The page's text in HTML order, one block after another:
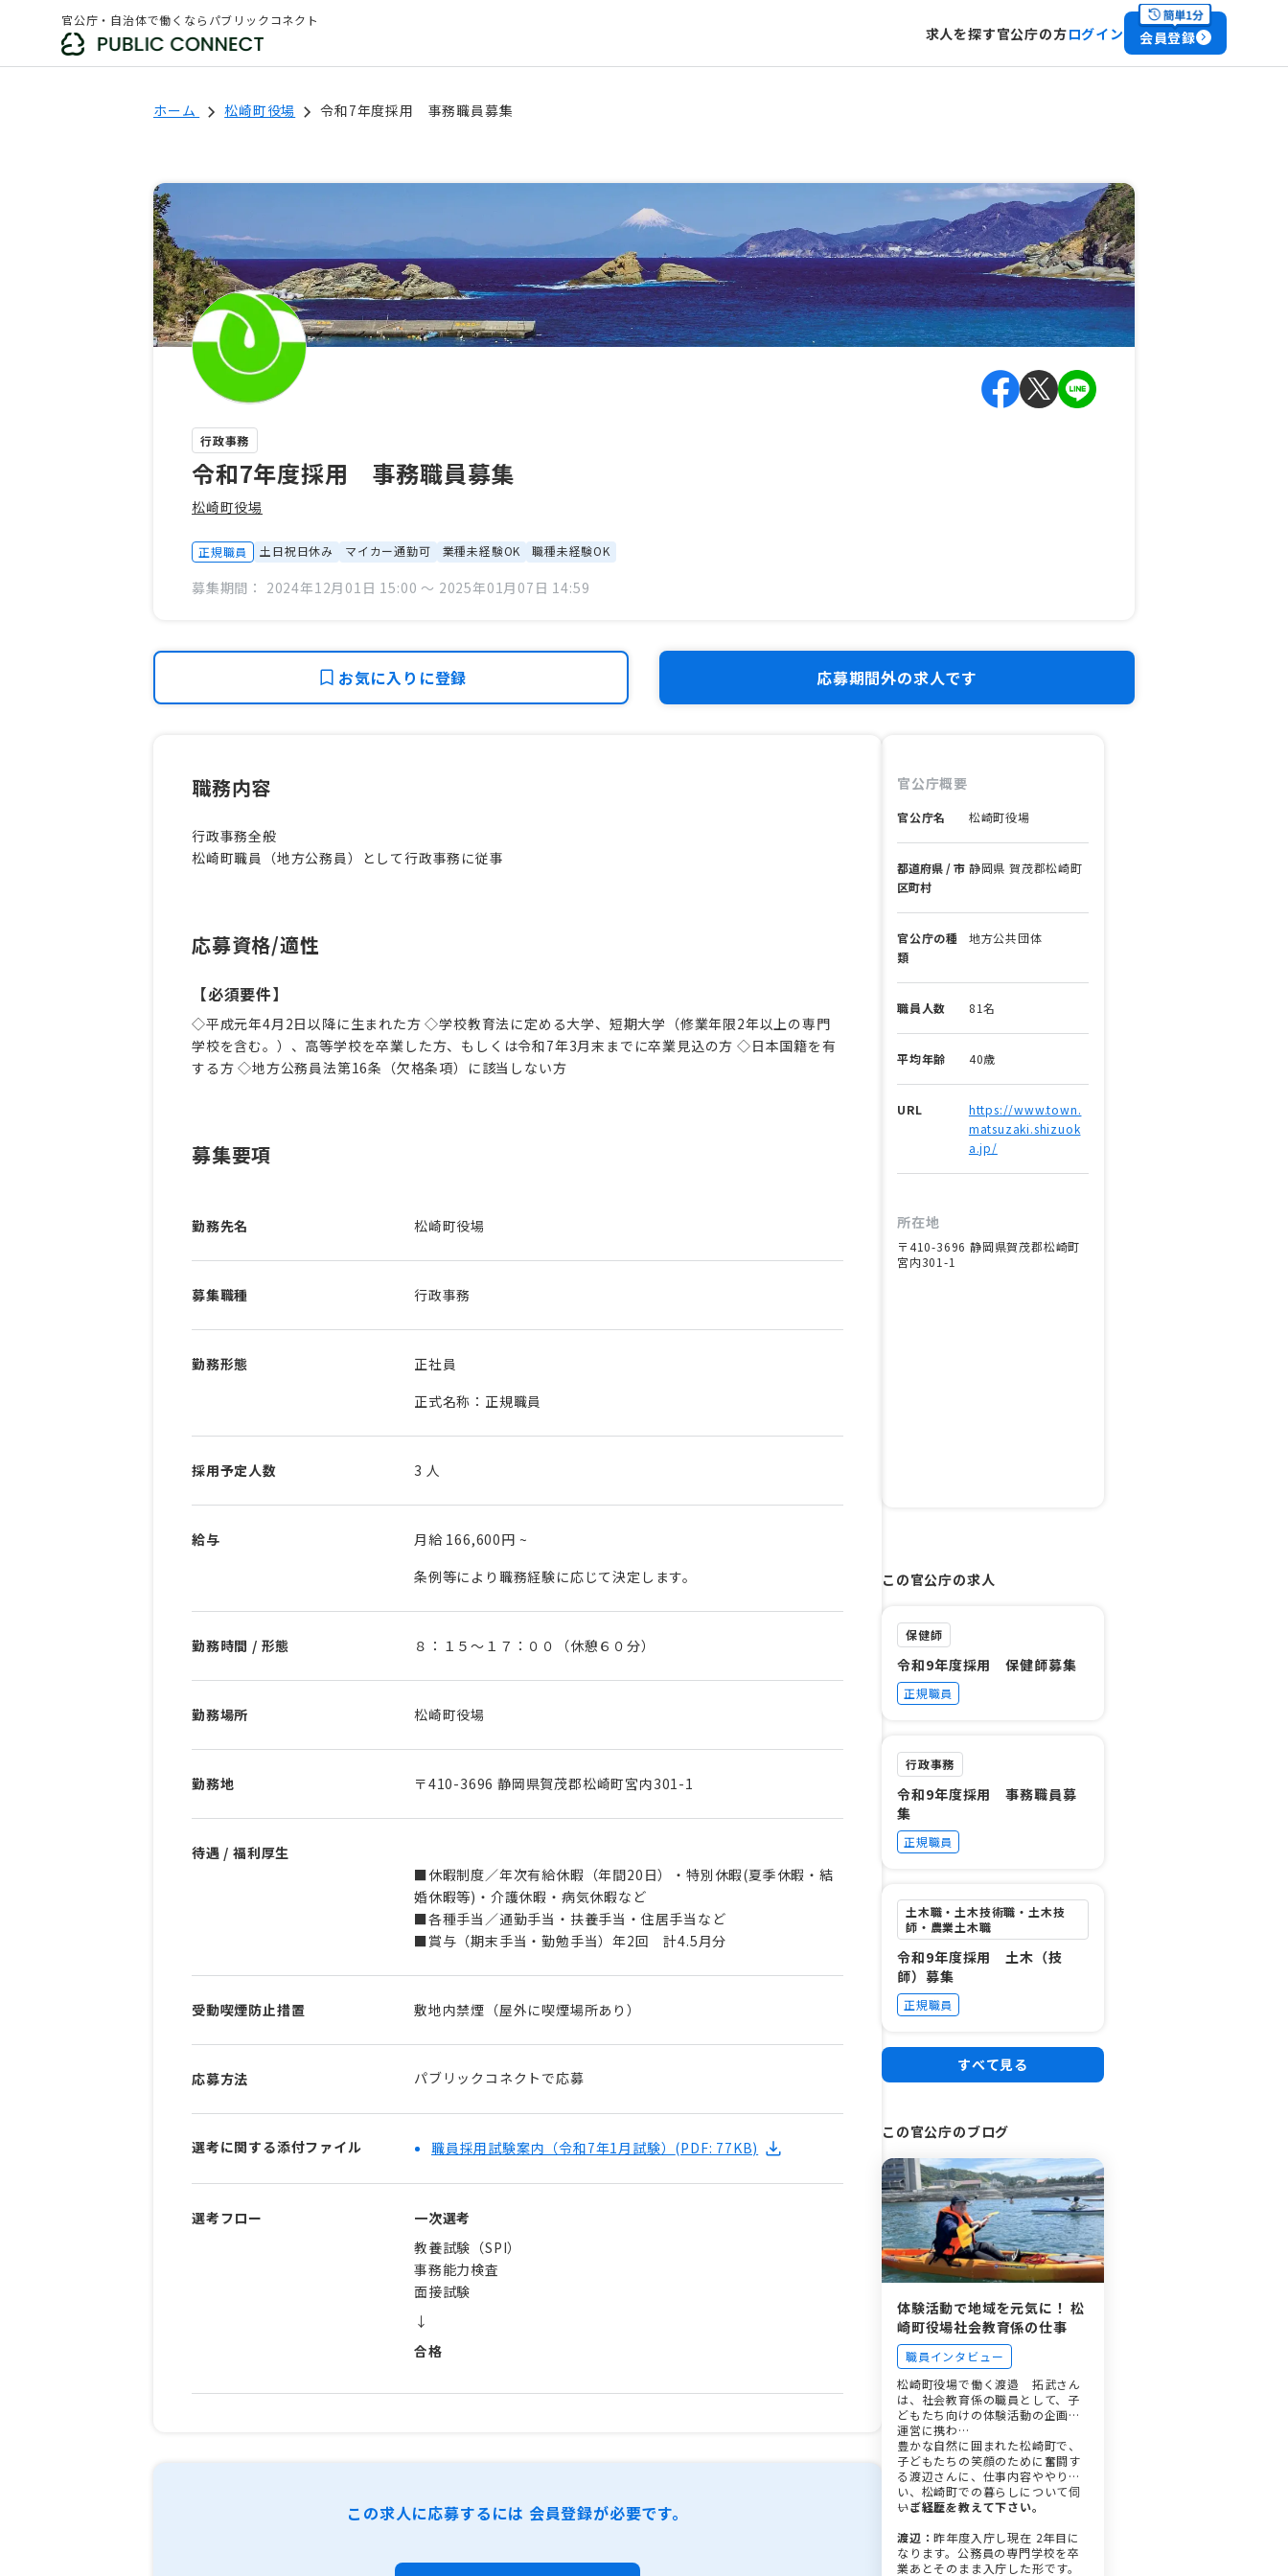
官公庁・自治体で働くならパブリックコネクト
求人を探す官公庁の方ログイン 会員登録
ホーム 松崎町役場 令和7年度採用 事務職員募集
行政事務
令和7年度採用 事務職員募集
松崎町役場
正規職員 土日祝日休み マイカー通勤可 業種未経験OK 職種未経験OK
募集期間： 2024年12月01日 15:00 〜 2025年01月07日 14:59
応募期間外の求人です
お気に入りに登録
職務内容
行政事務全般
松崎町職員（地方公務員）として行政事務に従事
応募資格/適性
【必須要件】
◇平成元年4月2日以降に生まれた方 ◇学校教育法に定める大学、短期大学（修業年限2年以上の専門
学校を含む。）、高等学校を卒業した方、もしくは令和7年3月末までに卒業見込の方 ◇日本国籍を有
する方 ◇地方公務員法第16条（欠格条項）に該当しない方
募集要項
勤務先名 松崎町役場
募集職種 行政事務
勤務形態
正社員
正式名称：正規職員
採用予定人数 3 人
給与 月給 166,600円 ~
条例等により職務経験に応じて決定します。
勤務時間 / 形態 ８：１５～１７：００（休憩６０分）
勤務場所 松崎町役場
勤務地 〒410-3696 静岡県賀茂郡松崎町宮内301-1
待遇 / 福利厚生
■休暇制度／年次有給休暇（年間20日）・特別休暇(夏季休暇・結
婚休暇等)・介護休暇・病気休暇など
■各種手当／通勤手当・扶養手当・住居手当など
■賞与（期末手当・勤勉手当）年2回 計4.5月分
受動喫煙防止措置 敷地内禁煙（屋外に喫煙場所あり）
応募方法 パブリックコネクトで応募
選考に関する添付ファイル 職員採用試験案内（令和7年1月試験） (PDF: 77KB)
選考フロー
一次選考
教養試験（SPI）
事務能力検査
面接試験
↓
合格
この求人に応募するには 会員登録が必要です。
官公庁概要
官公庁名 松崎町役場
都道府県 / 市
区町村
静岡県 賀茂郡松崎町
官公庁の種
類
地方公共団体
職員人数 81名
平均年齢 40歳
URL
https://www.town.
matsuzaki.shizuok
a.jp/
所在地
〒410-3696 静岡県賀茂郡松崎町
宮内301-1
この官公庁の求人
保健師
令和9年度採用 保健師募集
正規職員
行政事務
令和9年度採用 事務職員募
集
正規職員
土木職・土木技術職・土木技
師・農業土木職
令和9年度採用 土木（技
師）募集
正規職員
すべて見る
この官公庁のブログ
体験活動で地域を元気に！ 松
崎町役場社会教育係の仕事
職員インタビュー
松崎町役場で働く渡邉 拓武さん
は、社会教育係の職員として、子
どもたち向けの体験活動の企画や
運営に携わ…
豊かな自然に囲まれた松崎町で、
子どもたちの笑顔のために奮闘す
る渡辺さんに、仕事内容ややりが
い、松崎町での暮らしについて伺
いました。
―ご経歴を教えて下さい。
渡辺：昨年度入庁し現在 2年目に
なります。公務員の専門学校を卒
業あとそのまま入庁した形です。